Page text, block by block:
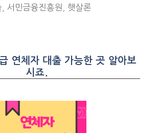
서민금융진흥원 햇살론
연체자 대출 가능한 곳 알아보
시죠.